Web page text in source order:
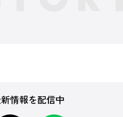
情報を配信中